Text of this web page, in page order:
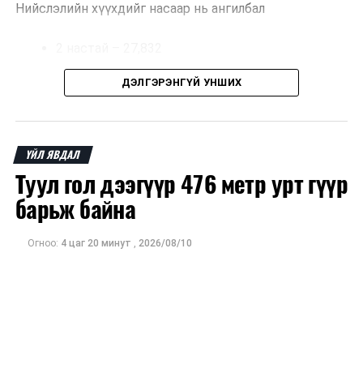
Нийслэлийн хүүхдийг насаар нь ангилбал
3 настай – 31,303
Иргэд хүүхдээ цэцэрлэгт хамруулах үйлчилгээг
авахдаа дараах зүйлсийг анхаарна уу.
Өөрийн болон хүүхдийнхээ хаягийн бүртгэл,
ДЭЛГЭРЭНГҮЙ УНШИХ
ҮЙЛ ЯВДАЛ
Туул гол дээгүүр 476 метр урт гүүр
барьж байна
Огноо: 4 цаг 20 минут , 2026/08/10